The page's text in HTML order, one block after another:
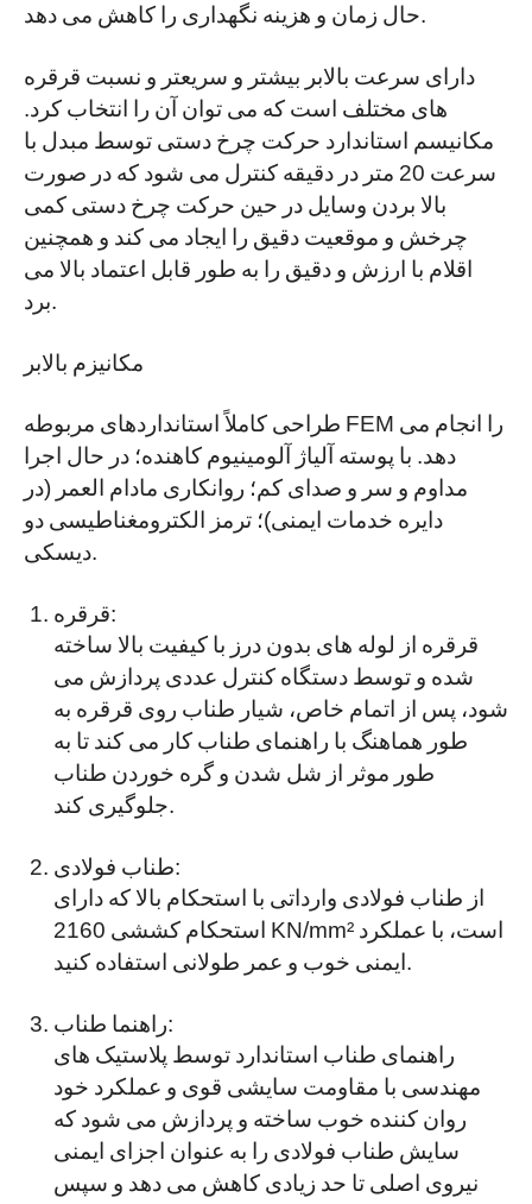
دارای سرعت بالابر بیشتر و سریعتر و نسبت قرقره
های مختلف است که می توان آن را انتخاب کرد.
مکانیسم استاندارد حرکت چرخ دستی توسط مبدل با
سرعت 20 متر در دقیقه کنترل می شود که در صورت
بالا بردن وسایل در حین حرکت چرخ دستی کمی
چرخش و موقعیت دقیق را ایجاد می کند و همچنین
اقلام با ارزش و دقیق را به طور قابل اعتماد بالا می
مکانیزم بالابر
طراحی کاملاً استانداردهای مربوطه FEM را انجام می
دهد. با پوسته آلیاژ آلومینیوم کاهنده؛ در حال اجرا
مداوم و سر و صدای کم؛ روانکاری مادام العمر (در
دایره خدمات ایمنی)؛ ترمز الکترومغناطیسی دو
دیسکی.
قرقره:
قرقره از لوله های بدون درز با کیفیت بالا ساخته
شده و توسط دستگاه کنترل عددی پردازش می
شود، پس از اتمام خاص، شیار طناب روی قرقره به
طور هماهنگ با راهنمای طناب کار می کند تا به
طور موثر از شل شدن و گره خوردن طناب
جلوگیری کند.
طناب فولادی:
از طناب فولادی وارداتی با استحکام بالا که دارای
استحکام کششی 2160 KN/mm² است، با عملکرد
ایمنی خوب و عمر طولانی استفاده کنید.
راهنما طناب:
راهنمای طناب استاندارد توسط پلاستیک های
مهندسی با مقاومت سایشی قوی و عملکرد خود
روان کننده خوب ساخته و پردازش می شود که
سایش طناب فولادی را به عنوان اجزای ایمنی
نیروی اصلی تا حد زیادی کاهش می دهد و سپس